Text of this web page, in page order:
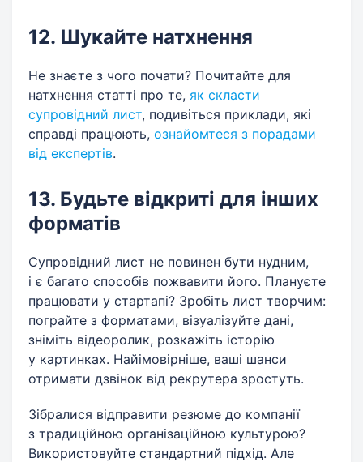
12. Шукайте натхнення
Не знаєте з чого почати? Почитайте для
натхнення статті про те, як скласти
супровідний лист, подивіться приклади, які
справді працюють, ознайомтеся з порадами
від експертів.
13. Будьте відкриті для інших
форматів
Супровідний лист не повинен бути нудним,
і є багато способів пожвавити його. Плануєте
працювати у стартапі? Зробіть лист творчим:
пограйте з форматами, візуалізуйте дані,
зніміть відеоролик, розкажіть історію
у картинках. Найімовірніше, ваші шанси
отримати дзвінок від рекрутера зростуть.
Зібралися відправити резюме до компанії
з традиційною організаційною культурою?
Використовуйте стандартний підхід. Але